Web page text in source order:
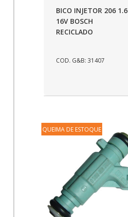
BICO INJETOR 206 1.6
16V BOSCH
RECICLADO
COD. G&B: 31407
QUEIMA DE ESTOQUE